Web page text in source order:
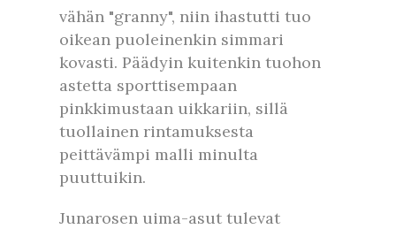
vähän "granny", niin ihastutti tuo
oikean puoleinenkin simmari
kovasti. Päädyin kuitenkin tuohon
astetta sporttisempaan
pinkkimustaan uikkariin, sillä
tuollainen rintamuksesta
peittävämpi malli minulta
puuttuikin.
Junarosen uima-asut tulevat